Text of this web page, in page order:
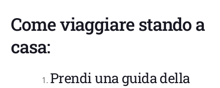
Come viaggiare stando a
casa:
Prendi una guida della